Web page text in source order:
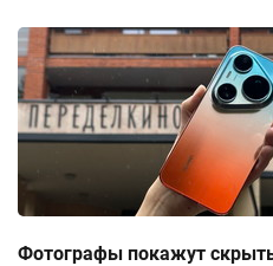
Фотографы покажут